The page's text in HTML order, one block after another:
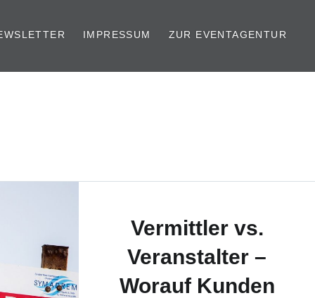
IMPRESSUM ZUR EVENTAGENTUR
Vermittler vs.
Veranstalter –
Worauf Kunden